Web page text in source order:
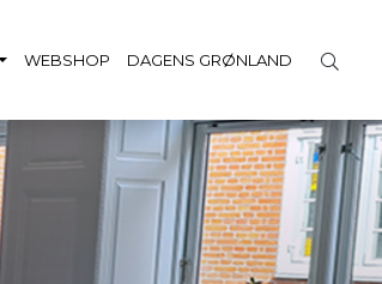
WEBSHOP DAGENS GRØNLAND